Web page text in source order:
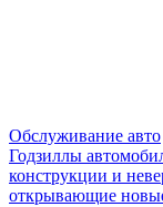
Обслуживание авто
Годзиллы
конструкции и
открывающие